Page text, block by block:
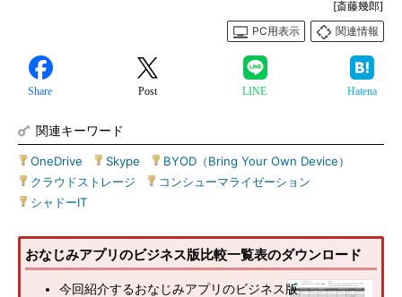
[斎藤幾郎]
PC用表示
関連情報
Share Post LINE Hatena
関連キーワード
OneDrive Skype BYOD（Bring Your Own Device）
クラウドストレージ
コンシューマライゼーション
シャドーIT
おなじみアプリのビジネス版比較一覧表のダウンロード
今回紹介するおなじみアプリのビジネス版